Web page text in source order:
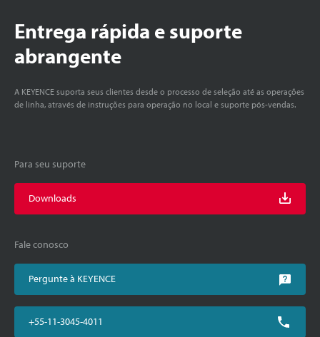
Entrega rápida e suporte
abrangente
A KEYENCE suporta seus clientes desde o processo de seleção até as operações
de linha, através de instruções para operação no local e suporte pós-vendas.
Para seu suporte
Downloads
Fale conosco
Pergunte à KEYENCE
+55-11-3045-4011